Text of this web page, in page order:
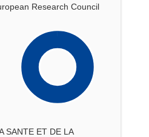
Research Council
SANTE ET DE LA